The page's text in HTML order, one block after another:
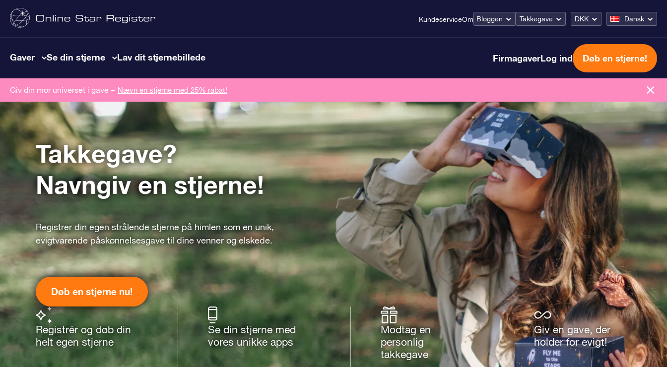
KundeserviceOm Bloggen Takkegave DKK Dansk
Gaver Se din stjerne Lav dit stjernebillede FirmagaverLog ind Døb en stjerne!
Giv din mor universet i gave – Nævn en stjerne med 25% rabat!
Takkegave?
Navngiv en stjerne!
Registrer din egen strålende stjerne på himlen som en unik,
evigtvarende påskønnelsesgave til dine venner og elskede.
Døb en stjerne nu!
Registrér og døb din
helt egen stjerne
Se din stjerne med
vores unikke apps
Modtag en
personlig
takkegave
Giv en gave, der
holder for evigt!